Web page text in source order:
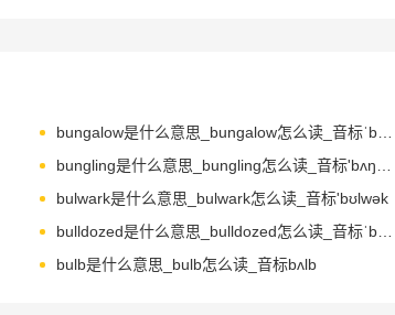
bungalow是什么意思_bungalow怎么读_音标ˈbʌŋgələʊ
bulwark是什么意思_bulwark怎么读_音标'bʊlwək
bulldozed是什么意思_bulldozed怎么读_音标ˈbʊlˌdəʊzd
bulb是什么意思_bulb怎么读_音标bʌlb